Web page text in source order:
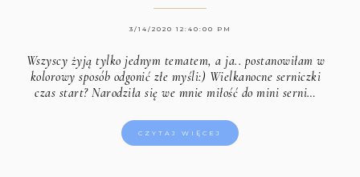
3/14/2020 12:40:00 PM
Wszyscy żyją tylko jednym tematem, a ja.. postanowiłam w
kolorowy sposób odgonić złe myśli:) Wielkanocne serniczki
czas start? Narodziła się we mnie miłość do mini serni…
CZYTAJ WIĘCEJ